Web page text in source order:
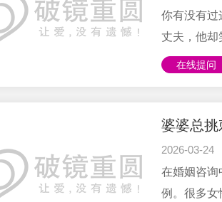
矛盾，修
到婚姻危
你有没有过
丈夫，他却
想：他是
第二天继续
实则是在用
得：在这
选择了“消
在线提问
婆婆总
2026-03-24
在婚姻咨询
例。很多女